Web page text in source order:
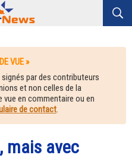
VUE »
par des contributeurs
et non celles de la
en commentaire ou en
de contact.
mais avec